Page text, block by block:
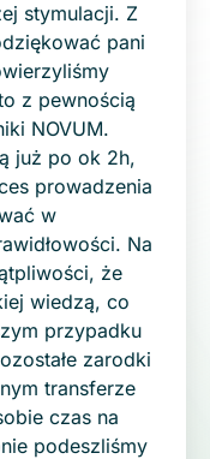
stymulacji. Z
pani
z pewnością
NOVUM.
już po ok 2h,
prowadzenia
w
Na
że
wiedzą, co
przypadku
zarodki
transferze
czas na
podeszliśmy